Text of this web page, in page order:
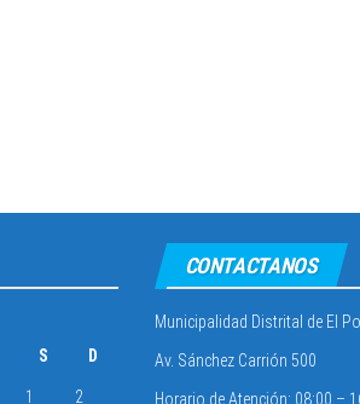
S D
1 2
CONTACTANOS
Municipalidad Distrital de El
Av. Sánchez Carrión 500
Horario de Atención: 08:00 –